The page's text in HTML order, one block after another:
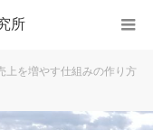
所
上を増やす仕組みの作り方